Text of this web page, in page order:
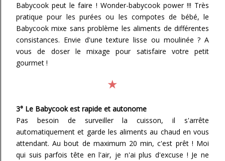
Babycook peut le faire ! Wonder-babycook power !!! Très
pratique pour les purées ou les compotes de bébé, le
Babycook mixe sans problème les aliments de différentes
consistances. Envie d'une texture lisse ou moulinée ? A
vous de doser le mixage pour satisfaire votre petit
gourmet !
★
3° Le Babycook est rapide et autonome
Pas besoin de surveiller la cuisson, il s'arrête
automatiquement et garde les aliments au chaud en vous
attendant. Au bout de maximum 20 min, c'est prêt ! Moi
qui suis parfois tête en l'air, je n'ai plus d'excuse ! Je ne